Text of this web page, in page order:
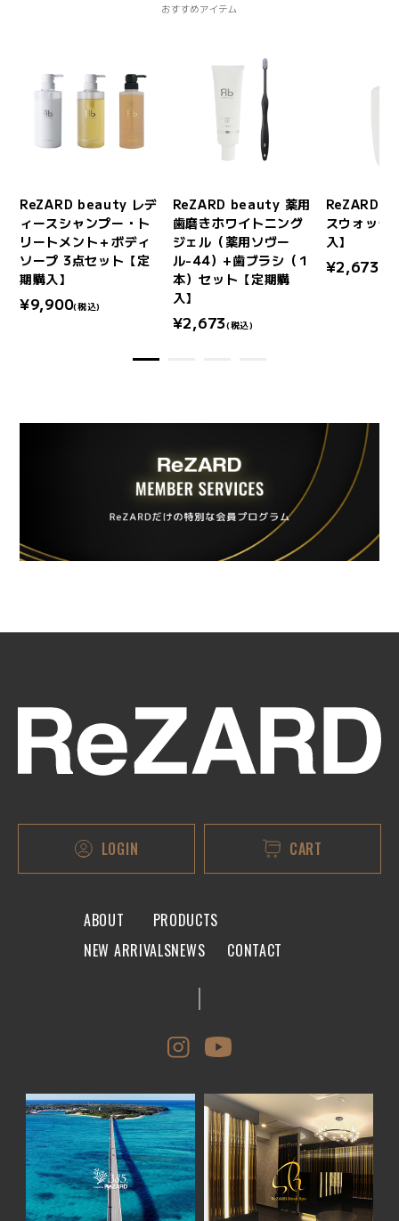
おすすめアイテム
ReZARD beauty レデ
ィースシャンプー・ト
リートメント＋ボディ
ソープ 3点セット【定
期購入】
¥9,900(税込)
ReZARD beauty 薬用
歯磨きホワイトニング
ジェル（薬用ソヴー
ル-44）+歯ブラシ（１
本）セット【定期購
入】
¥2,673(税込)
ReZARD
スウォッシ
入】
¥2,673
LOGIN CART
ABOUT
PRODUCTS
NEW ARRIVALSNEWS CONTACT